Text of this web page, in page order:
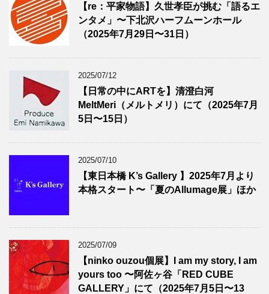
【re：平家物語】久世孝臣が挑む「語るエ
ンタメ」〜下北沢ハーフムーンホール
（2025年7月29日〜31日）
2025/07/12
【日常の中にARTを】清澄白河
MeltMeri（メルトメリ）にて（2025年7月
5日〜15日）
2025/07/10
【東日本橋 K’s Gallery 】2025年7月より
本格スタート〜「夏のAllumage展」ほか
2025/07/09
【ninko ouzou個展】I am my story, I am
yours too 〜阿佐ヶ谷「RED CUBE
GALLERY」にて（2025年7月5日〜13